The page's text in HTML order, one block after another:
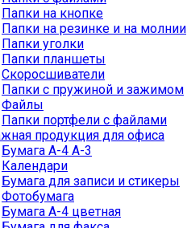
Папки на кнопке
Папки на резинке и на молнии
Папки уголки
Папки планшеты
Скоросшиватели
Папки с пружиной и зажимом
Файлы
Папки портфели с файлами
продукция для офиса
Бумага А-4 А-3
Календари
Бумага для записи и стикеры
Фотобумага
Бумага А-4 цветная